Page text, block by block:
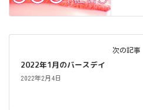
次の記事
2022年1月のバースデイ
2022年2月4日